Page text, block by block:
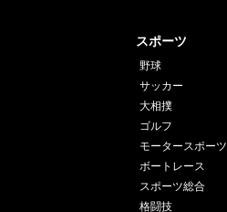
スポーツ
野球
サッカー
大相撲
ゴルフ
モータースポーツ
ボートレース
スポーツ総合
格闘技